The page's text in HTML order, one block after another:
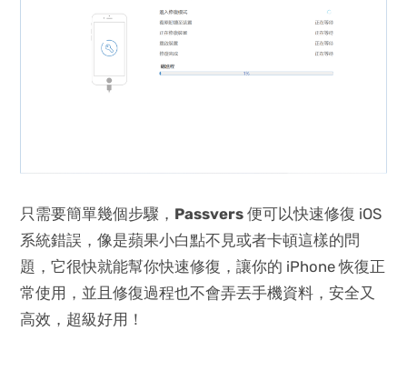
只需要簡單幾個步驟， Passvers 便可以快速修復 iOS
系統錯誤，像是蘋果小白點不見或者卡頓這樣的問
題，它很快就能幫你快速修復，讓你的 iPhone 恢復正
常使用，並且修復過程也不會弄丟手機資料，安全又
高效，超級好用！